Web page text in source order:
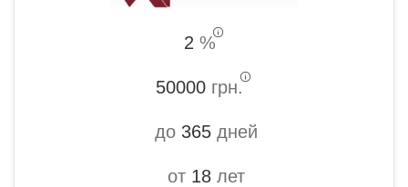
2 %
50000 грн.
до 365 дней
от 18 лет